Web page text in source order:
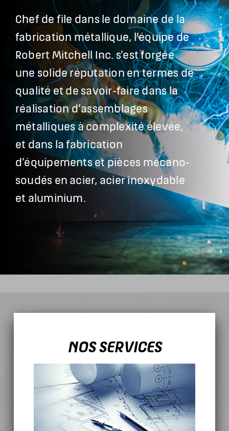
Chef de file dans le domaine de la
fabrication métallique, l’équipe de
Robert Mitchell Inc. s’est forgée
une solide réputation en termes de
qualité et de savoir-faire dans la
réalisation d’assemblages
métalliques à complexité élevée,
et dans la fabrication
d’équipements et pièces mécano-
soudés en acier, acier inoxydable
et aluminium.
NOS SERVICES